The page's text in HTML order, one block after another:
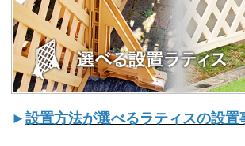
► 設置方法が選べるラティスの設置